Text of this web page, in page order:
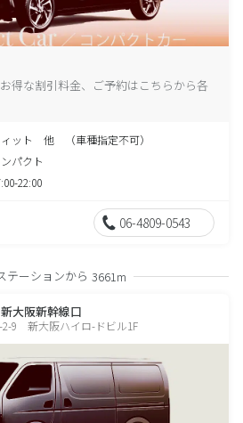
得な割引料金、ご予約はこちらから各
ット 他 （車種指定不可）
パクト
22:00
06-4809-0543
テーションから 3661m
大阪新幹線口
2-9 新大阪ハイロ-ドビル1F